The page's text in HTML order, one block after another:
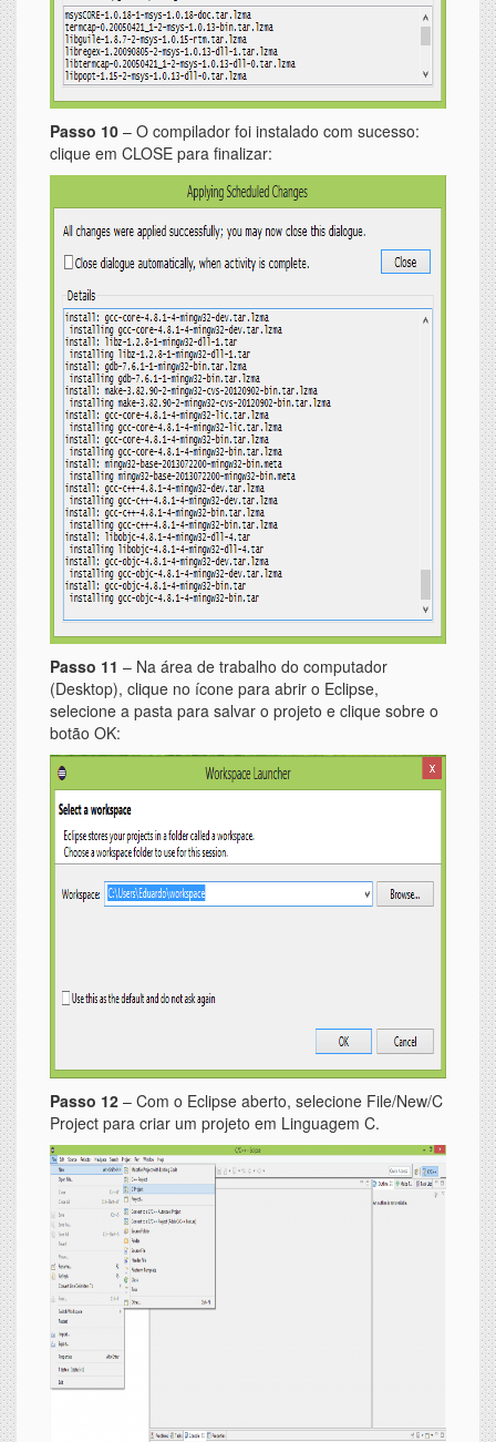
Passo 10 – O compilador foi instalado com sucesso:
clique em CLOSE para finalizar:
Passo 11 – Na área de trabalho do computador
(Desktop), clique no ícone para abrir o Eclipse,
selecione a pasta para salvar o projeto e clique sobre o
botão OK:
Passo 12 – Com o Eclipse aberto, selecione File/New/C
Project para criar um projeto em Linguagem C.